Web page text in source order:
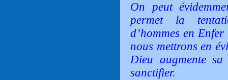
On peut
permet la
d’hommes en
nous mettrons en
Dieu augmente
sanctifier.